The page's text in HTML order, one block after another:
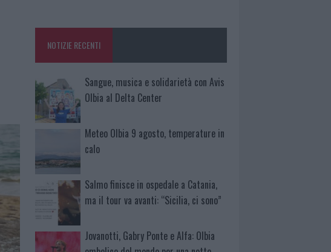
NOTIZIE RECENTI
Sangue, musica e solidarietà con Avis
Olbia al Delta Center
Meteo Olbia 9 agosto, temperature in
calo
Salmo finisce in ospedale a Catania,
ma il tour va avanti: “Sicilia, ci sono”
Jovanotti, Gabry Ponte e Alfa: Olbia